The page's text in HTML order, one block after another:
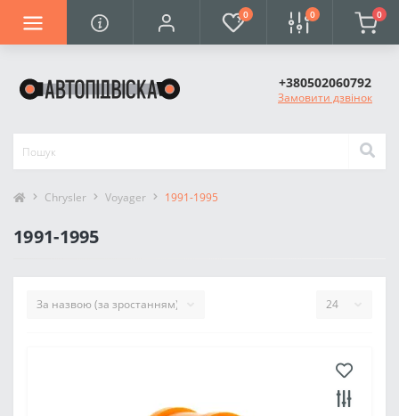
0 0 0
+380502060792
Замовити дзвінок
Chrysler Voyager 1991-1995
1991-1995